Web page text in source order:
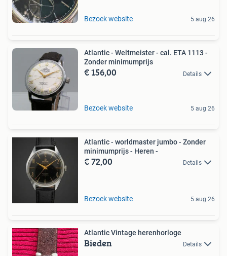
Bezoek website 5 aug 26
Atlantic - Weltmeister - cal. ETA 1113 -
Zonder minimumprijs
€ 156,00 Details
Bezoek website 5 aug 26
Atlantic - worldmaster jumbo - Zonder
minimumprijs - Heren -
€ 72,00 Details
Bezoek website 5 aug 26
Atlantic Vintage herenhorloge
Bieden Details